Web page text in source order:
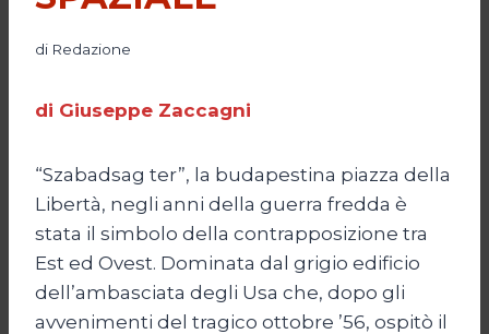
di Redazione
di Giuseppe Zaccagni
“Szabadsag ter”, la budapestina piazza della
Libertà, negli anni della guerra fredda è
stata il simbolo della contrapposizione tra
Est ed Ovest. Dominata dal grigio edificio
dell’ambasciata degli Usa che, dopo gli
avvenimenti del tragico ottobre ’56, ospitò il